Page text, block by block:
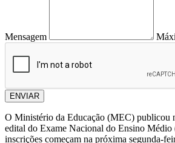
Mensagem
ENVIAR
O Ministério da Educação (MEC) publicou
edital do Exame Nacional do Ensino
inscrições começam na próxima segunda-